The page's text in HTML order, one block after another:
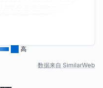
高
数据来自 SimilarWeb